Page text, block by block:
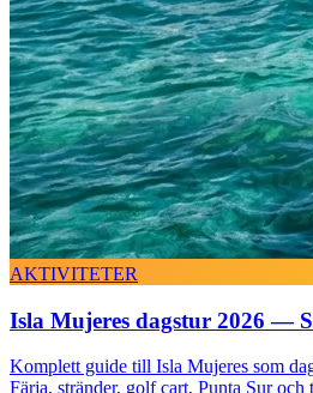
AKTIVITETER
Isla Mujeres dagstur 2026 —
Komplett guide till Isla Mujeres som
Färja, stränder, golf cart, Punta Sur och